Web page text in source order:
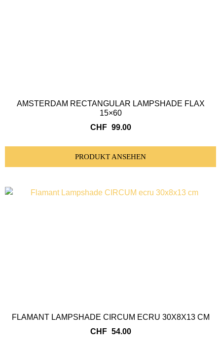
AMSTERDAM RECTANGULAR LAMPSHADE FLAX
15×60
CHF 99.00
PRODUKT ANSEHEN
FLAMANT LAMPSHADE CIRCUM ECRU 30X8X13 CM
CHF 54.00